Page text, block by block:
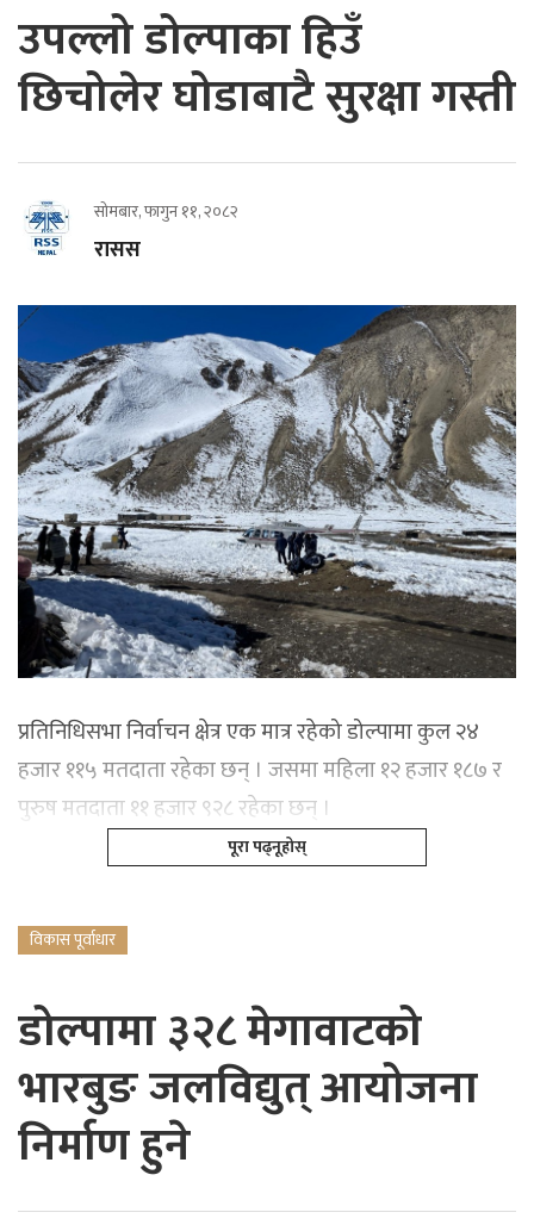
उपल्लो डोल्पाका हिउँ
छिचोलेर घोडाबाटै सुरक्षा गस्ती
सोमबार, फागुन ११, २०८२
रासस
प्रतिनिधिसभा निर्वाचन क्षेत्र एक मात्र रहेको डोल्पामा कुल २४
हजार ११५ मतदाता रहेका छन् । जसमा महिला १२ हजार १८७ र
पुरुष मतदाता ११ हजार ९२८ रहेका छन् ।
पूरा पढ्नूहोस्
विकास पूर्वाधार
डोल्पामा ३२८ मेगावाटको
भारबुङ जलविद्युत् आयोजना
निर्माण हुने